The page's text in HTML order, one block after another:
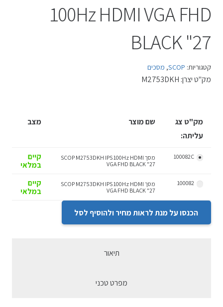
100Hz HDMI VGA FHD
BLACK "27
קטגוריות: SCOP
, מסכים
מק"ט יצרן: M2753DKH
מק"ט צג
עליתה:
שם מוצר מצב
100082C
מסך SCOP M2753DKH IPS 100Hz HDMI
VGA FHD BLACK "27
קיים
במלאי
100082
מסך SCOP M2753DKH IPS 100Hz HDMI
VGA FHD BLACK "27
קיים
במלאי
הכנסו על מנת לראות מחיר ולהוסיף לסל
תיאור
מפרט טכני